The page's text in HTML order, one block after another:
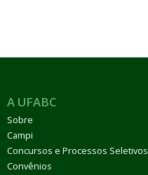
A UFABC
Sobre
Campi
Concursos e Processos Seletivos
Convênios